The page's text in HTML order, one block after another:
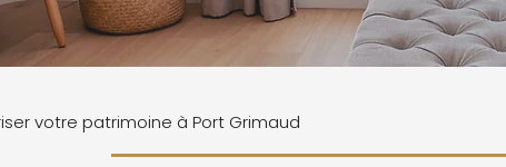
votre patrimoine à Port Grimaud